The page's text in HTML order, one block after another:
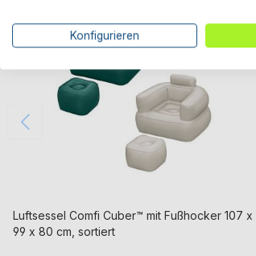
Luftsessel Comfi Cuber™ mit Fußhocker 107 x
99 x 80 cm, sortiert
Konfigurieren